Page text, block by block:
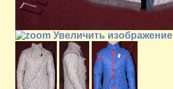
Увеличить изображение